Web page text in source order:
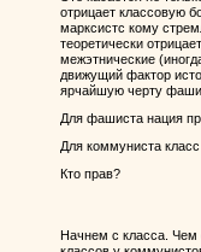
отрицает классовую
марксистс кому
теоретически
межэтнические
движущий фактор
ярчайшую черту
Для фашиста нация
Для коммуниста
Кто прав?
Начнем с класса. Чем